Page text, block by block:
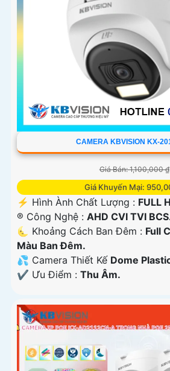
CAMERA KBVISION KX-
Giá Bán: 1,100,000 ₫
Giá Khuyến Mại:
️⚡ Hình Ành Chất Lượng : FULL
®️ Công Nghệ : AHD CVI TVI
🌜 Khoảng Cách Ban Đêm : Full
Màu Ban Ðêm.
💦 Camera Thiết Kế Dome
️✔️ Ưu Điểm : Thu Âm.